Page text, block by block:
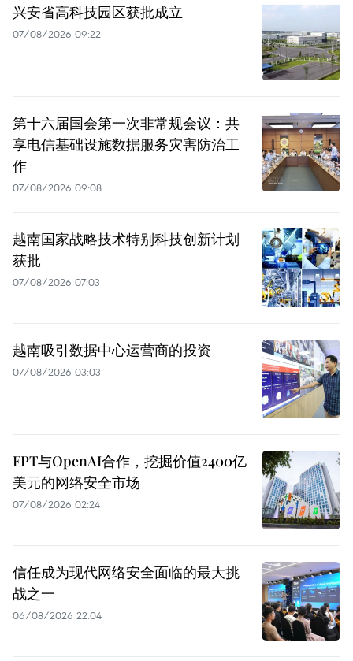
兴安省高科技园区获批成立
07/08/2026 09:22
第十六届国会第一次非常规会议：共
享电信基础设施数据服务灾害防治工
作
07/08/2026 09:08
越南国家战略技术特别科技创新计划
获批
07/08/2026 07:03
越南吸引数据中心运营商的投资
07/08/2026 03:03
FPT与OpenAI合作，挖掘价值2400亿
美元的网络安全市场
07/08/2026 02:24
信任成为现代网络安全面临的最大挑
战之一
06/08/2026 22:04